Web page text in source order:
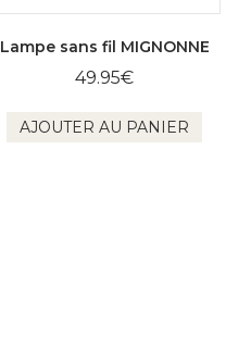
Lampe sans fil MIGNONNE
49.95€
AJOUTER AU PANIER